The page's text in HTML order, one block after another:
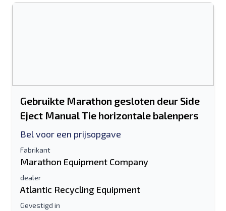
Gebruikte Marathon gesloten deur Side
Eject Manual Tie horizontale balenpers
Bel voor een prijsopgave
Fabrikant
Marathon Equipment Company
dealer
Atlantic Recycling Equipment
Gevestigd in